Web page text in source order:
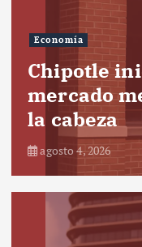
Economía
Chipotle
mercado
la cabeza
agosto 4, 2026